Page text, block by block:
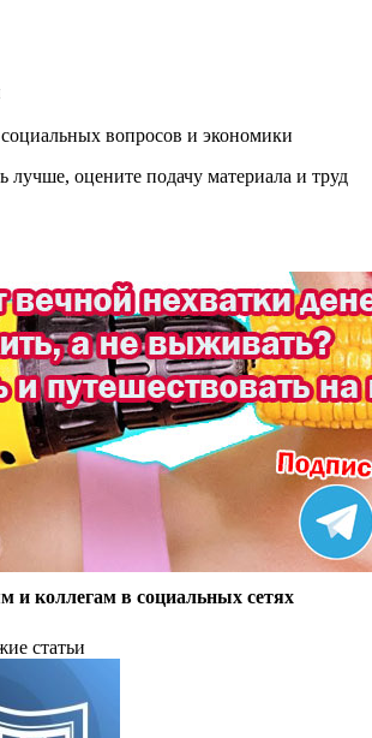
вопросов и экономики
лучше, оцените подачу материала и труд
и коллегам в социальных сетях
статьи